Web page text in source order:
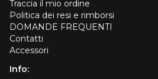
Traccia il mio ordine
Politica dei resi e rimborsi
DOMANDE FREQUENTI
Contatti
Accessori
Info: